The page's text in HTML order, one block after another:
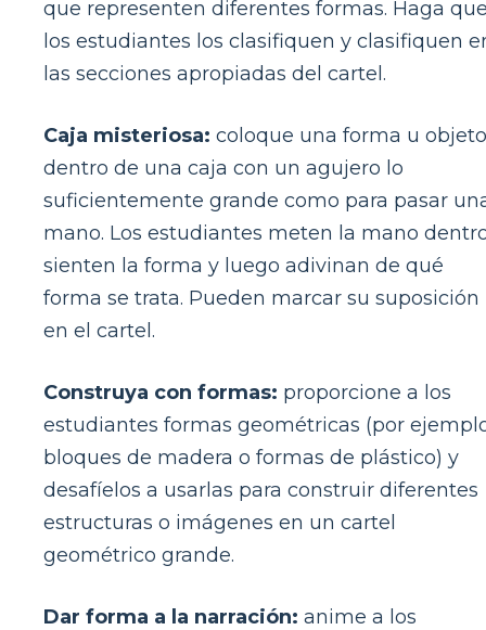
que representen diferentes formas. Haga
los estudiantes los clasifiquen y clasifiquen
las secciones apropiadas del cartel.
Caja misteriosa: coloque una forma u objeto
dentro de una caja con un agujero lo
suficientemente grande como para pasar
mano. Los estudiantes meten la mano
sienten la forma y luego adivinan de qué
forma se trata. Pueden marcar su suposición
en el cartel.
Construya con formas: proporcione a los
estudiantes formas geométricas (por
bloques de madera o formas de plástico) y
desafíelos a usarlas para construir diferentes
estructuras o imágenes en un cartel
geométrico grande.
Dar forma a la narración: anime a los